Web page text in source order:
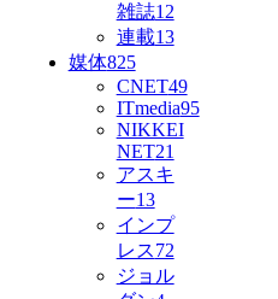
雑誌12
連載13
媒体825
CNET49
ITmedia95
NIKKEI
NET21
アスキ
ー13
インプ
レス72
ジョル